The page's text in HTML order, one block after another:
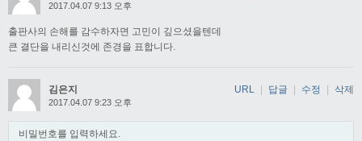
2017.04.07 9:13 오후
출판사의 손해를 감수하자면 고민이 깊으셨을텐데
큰 결단을 내리신것에 존경을 표합니다.
김은지
2017.04.07 9:23 오후
비밀번호를 입력하세요.
URL 답글 수정 삭제